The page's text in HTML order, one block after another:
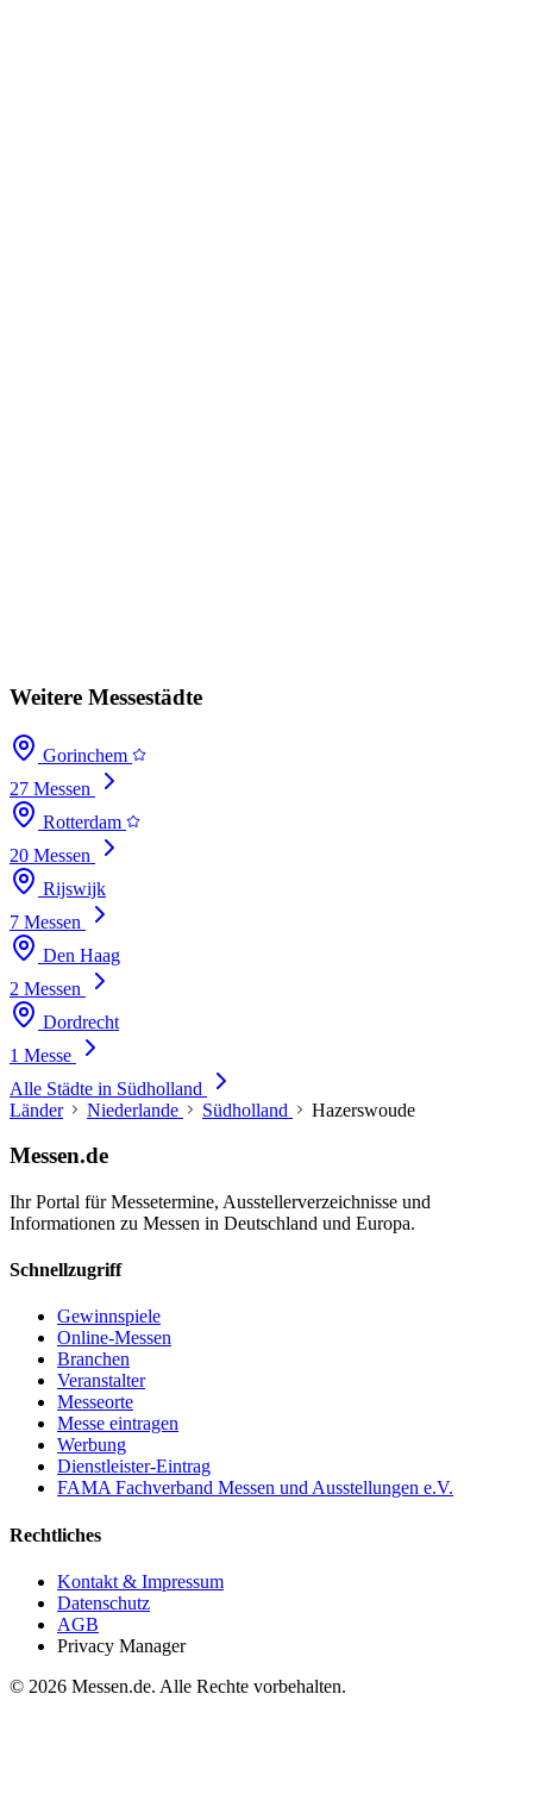
Weitere Messestädte
Gorinchem
27 Messen
Rotterdam
20 Messen
Rijswijk
7 Messen
Den Haag
2 Messen
Dordrecht
1 Messe
Alle Städte in Südholland
Länder
Niederlande Südholland Hazerswoude
Messen.de
Ihr Portal für Messetermine, Ausstellerverzeichnisse und
Informationen zu Messen in Deutschland und Europa.
Schnellzugriff
Gewinnspiele
Online-Messen
Branchen
Veranstalter
Messeorte
Messe eintragen
Werbung
Dienstleister-Eintrag
FAMA Fachverband Messen und Ausstellungen e.V.
Rechtliches
Kontakt & Impressum
Datenschutz
AGB
Privacy Manager
© 2026 Messen.de. Alle Rechte vorbehalten.